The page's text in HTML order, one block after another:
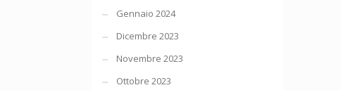
Gennaio 2024
Dicembre 2023
Novembre 2023
Ottobre 2023